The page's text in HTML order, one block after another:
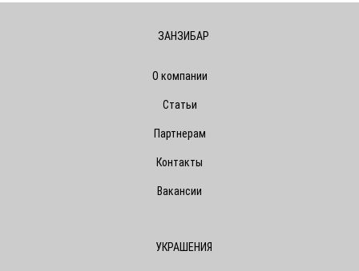
ЗАНЗИБАР
О компании
Статьи
Партнерам
Контакты
Вакансии
УКРАШЕНИЯ